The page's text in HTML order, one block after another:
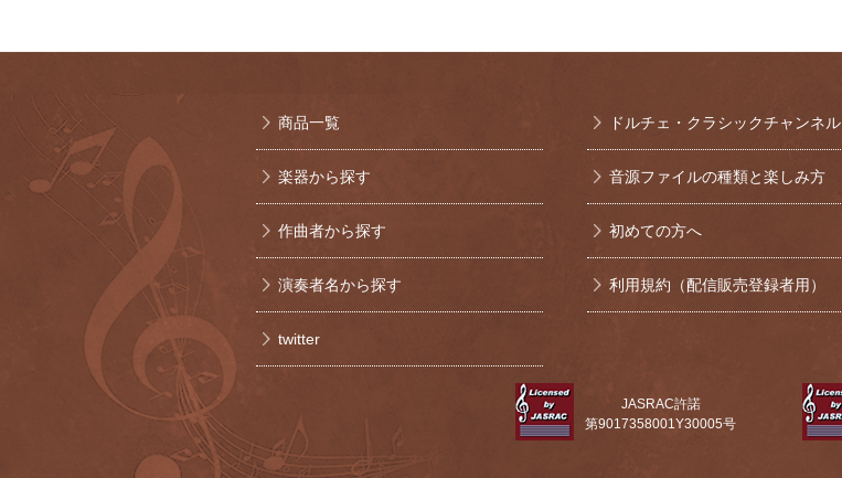
商品一覧
楽器から探す
作曲者から探す
演奏者名から探す
twitter
ドルチェ・クラシックチャンネ
音源ファイルの種類と楽しみ方
初めての方へ
利用規約（配信販売登録者用）
JASRAC許諾
第9017358001Y30005号